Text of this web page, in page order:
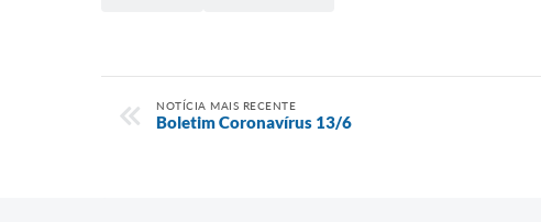
NOTÍCIA MAIS RECENTE
Boletim Coronavírus 13/6